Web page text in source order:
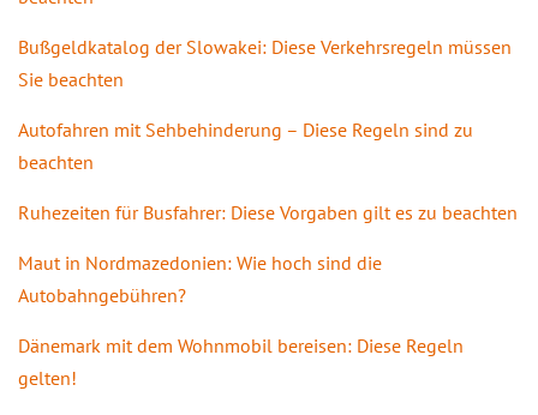
Bußgeldkatalog der Slowakei: Diese Verkehrsregeln müssen
Sie beachten
Autofahren mit Sehbehinderung – Diese Regeln sind zu
beachten
Ruhezeiten für Busfahrer: Diese Vorgaben gilt es zu beachten
Maut in Nordmazedonien: Wie hoch sind die
Autobahngebühren?
Dänemark mit dem Wohnmobil bereisen: Diese Regeln
gelten!